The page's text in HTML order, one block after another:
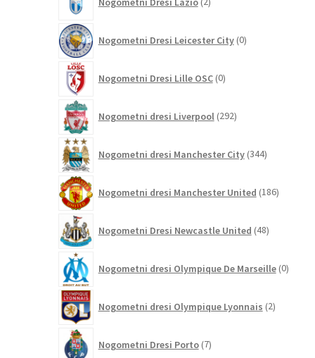
izdelka
Nogometni Dresi Leicester City 0izdelkov
Nogometni Dresi Lille OSC 0izdelkov
Nogometni dresi Liverpool 292izdelkov
Nogometni dresi Manchester City 344izdelkov
Nogometni dresi Manchester United 186izdelkov
Nogometni Dresi Newcastle United 48izdelkov
Nogometni dresi Olympique De Marseille 0
Nogometni dresi Olympique Lyonnais 2izdelka
Nogometni Dresi Porto 7izdelkov